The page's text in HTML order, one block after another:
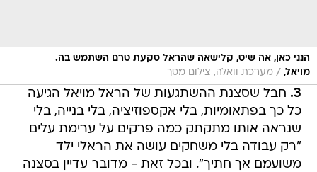
הנני כאן, אה שיט, קלישאה שהראל סקעת טרם השתמש בה.
מויאל, / מערכת וואלה, צילום מסך
3. חבל שסצנת ההשתגעות של הראל מויאל הגיעה
כל כך בפתאומיות, בלי אקספוזיציה, בלי בנייה, בלי
שנראה אותו מתקתק כמה פרקים על ערימת עלים
"רק עבודה בלי משחקים עושה את הראלי ילד
משועמם אך חתיך". ובכל זאת - מדובר עדיין בסצנה